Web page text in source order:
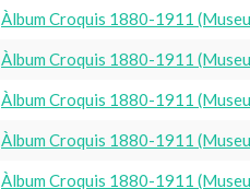
Àlbum Croquis 1880-1911
Àlbum Croquis 1880-1911
Àlbum Croquis 1880-1911
Àlbum Croquis 1880-1911
Àlbum Croquis 1880-1911